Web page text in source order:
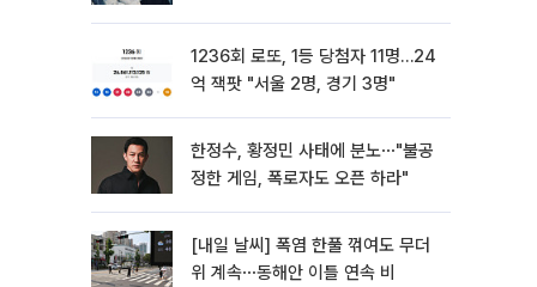
1236회 로또, 1등 당첨자 11명…24
억 잭팟 "서울 2명, 경기 3명"
한정수, 황정민 사태에 분노⋯"불공
정한 게임, 폭로자도 오픈 하라"
[내일 날씨] 폭염 한풀 꺾여도 무더
위 계속⋯동해안 이틀 연속 비